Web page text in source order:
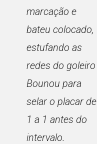
marcação e
bateu colocado,
estufando as
redes do goleiro
Bounou para
selar o placar de
1 a 1 antes do
intervalo.